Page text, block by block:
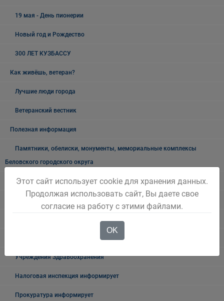
19 мая - День пионерии
Новый год и Рождество
300 ЛЕТ КУЗБАССУ
Как живёшь, ветеран?
Лучшие люди города
Ветеранский вестник
Полезная информация
Памятники, обелиски, монументы, мемориальные комплексы
Беловского городского округа
Объявления
Безопасность на воде
Государственные органы и службы информируют
Учреждения Здравоохранения
Налоговая инспекция информирует
Прокуратура информирует
Этот сайт использует cookie для хранения данных.
Продолжая использовать сайт, Вы даете свое
согласие на работу с этими файлами.
OK